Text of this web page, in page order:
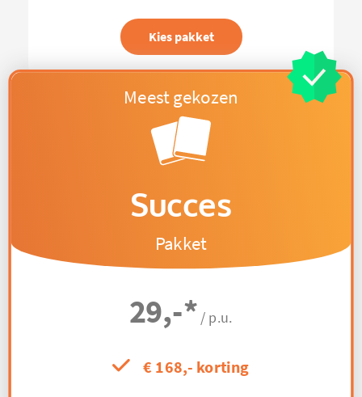
Kies pakket
Succes
Pakket
29,-* / p.u.
€ 168,- korting